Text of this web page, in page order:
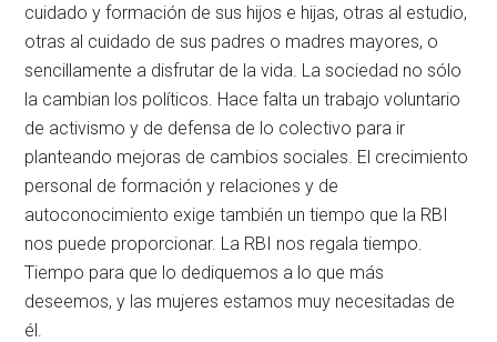
cuidado y formación de sus hijos e hijas, otras al estudio,
otras al cuidado de sus padres o madres mayores, o
sencillamente a disfrutar de la vida. La sociedad no sólo
la cambian los políticos. Hace falta un trabajo voluntario
de activismo y de defensa de lo colectivo para ir
planteando mejoras de cambios sociales. El crecimiento
personal de formación y relaciones y de
autoconocimiento exige también un tiempo que la RBI
nos puede proporcionar. La RBI nos regala tiempo.
Tiempo para que lo dediquemos a lo que más
deseemos, y las mujeres estamos muy necesitadas de
él.